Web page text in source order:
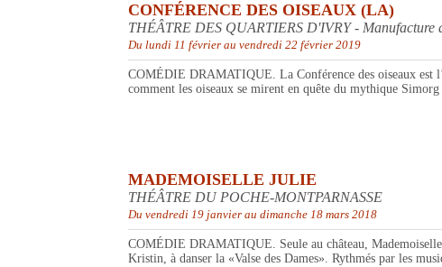
CONFÉRENCE DES OISEAUX (LA)
THÉÂTRE DES QUARTIERS D'IVRY - Manufacture
Du lundi 11 février au vendredi 22 février 2019
COMÉDIE DRAMATIQUE. La Conférence des oiseaux est
comment les oiseaux se mirent en quête du mythique
MADEMOISELLE JULIE
THÉÂTRE DU POCHE-MONTPARNASSE
Du vendredi 19 janvier au dimanche 18 mars 2018
COMÉDIE DRAMATIQUE. Seule au château,
Kristin, à danser la «Valse des Dames». Rythmés par les